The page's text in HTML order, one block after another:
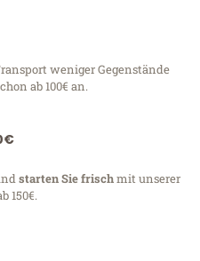
weniger Gegenstände
ab 100€ an.
starten Sie frischmit unserer
150€.